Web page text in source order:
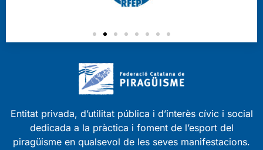
Entitat privada, d’utilitat pública i d’interès cívic i social
dedicada a la pràctica i foment de l’esport del
piragüisme en qualsevol de les seves manifestacions.